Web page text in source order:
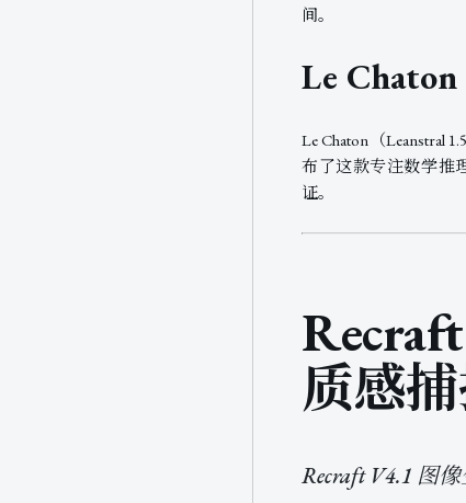
间。
Le
Le Chaton（Leanstral
布了这款专注数学推
证。
质感
Recraft V4.1 图